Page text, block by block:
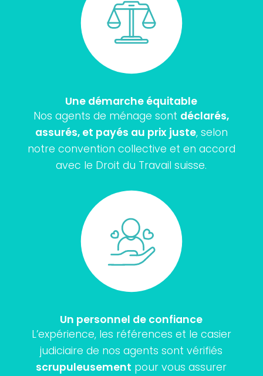
Une démarche équitable
Nos agents de ménage sont déclarés,
assurés, et payés au prix juste, selon
notre convention collective et en accord
avec le Droit du Travail suisse.
Un personnel de confiance
L’expérience, les références et le casier
judiciaire de nos agents sont vérifiés
scrupuleusement pour vous assurer